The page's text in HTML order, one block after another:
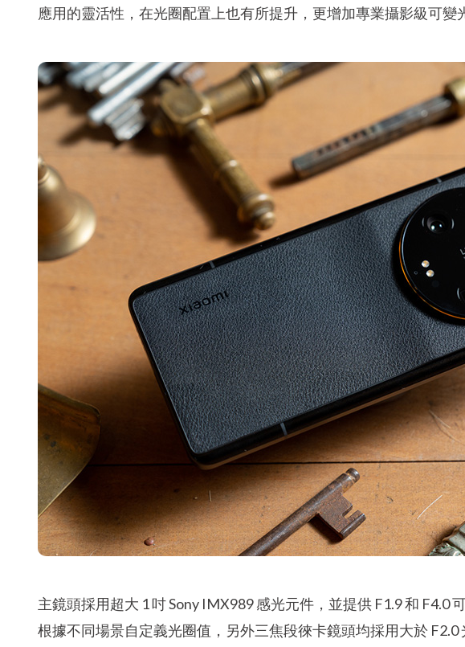
應用的靈活性，在光圈配置上也有所提升，更增加專業攝影級可變
主鏡頭採用超大 1 吋 Sony IMX989 感光元件，並提供 F1.9 和 F4.0
根據不同場景自定義光圈值，另外三焦段徠卡鏡頭均採用大於